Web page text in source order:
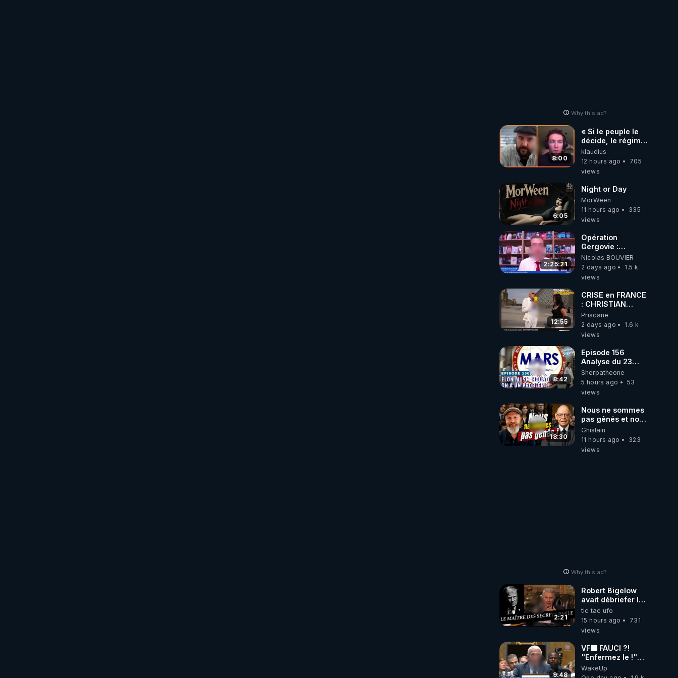
Why this ad?
8:00
« Si le peuple le
décide, le régime
peut tomber
demain ! »
klaudius
12 hours ago
705
views
6:05
Night or Day
MorWeen
11 hours ago
335
views
2:25:21
Opération
Gergovie :
‪@38resistancegauloise‬
‪@MarionSigautOfficiel‬
‪@gladysriifard5710‬
Nicolas BOUVIER
2 days ago
1.5 k
views
12:55
CRISE en FRANCE
: CHRISTIAN
COTTEN FAIT une
étrange
découverte
Priscane
2 days ago
1.6 k
views
8:42
Episode 156
Analyse du 23
février 2025 Elon
Musk : Houston ,
on a un problème
Sherpatheone
5 hours ago
53
views
18:30
Nous ne sommes
pas gênés et nous
n’avons pas
besoin de nous
excuser ! #jw
Ghislain
11 hours ago
323
views
Why this ad?
2:21
Robert Bigelow
avait débriefer le
pédophile
génocidaire de
donald j trump
tic tac ufo
15 hours ago
731
views
9:48
VF🟩 FAUCI ?!
"Enfermez le !"
(Lock him up!) -
Quartz Traduction
WakeUp